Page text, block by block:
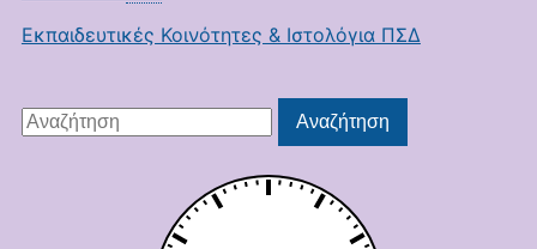
Εκπαιδευτικές Κοινότητες & Ιστολόγια ΠΣΔ
Αναζήτηση
για:
Αναζήτηση